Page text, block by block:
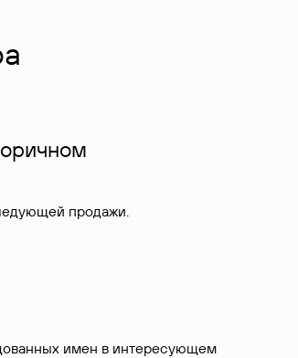
продажи.
имен в интересующем